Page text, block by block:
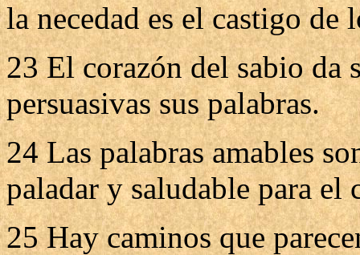
la necedad es el castigo de
23 El corazón del sabio da
persuasivas sus palabras.
24 Las palabras amables
paladar y saludable para el
25 Hay caminos que